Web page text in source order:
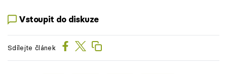
Vstoupit do diskuze
Sdílejte článek